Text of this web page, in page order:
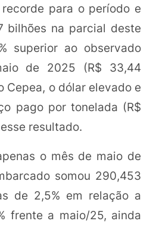
para o período e
bilhões na parcial deste
superior ao observado
de 2025 (R$ 33,44
Cepea, o dólar elevado e
pago por tonelada (R$
resultado.
o mês de maio de
somou 290,453
de 2,5% em relação a
frente a maio/25, ainda